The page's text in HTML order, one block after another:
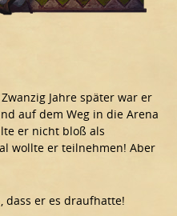
Jahre später war er
auf dem Weg in die Arena
er nicht bloß als
wollte er teilnehmen! Aber
dass er es draufhatte!